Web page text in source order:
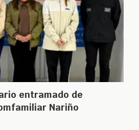
entramado de
Nariño